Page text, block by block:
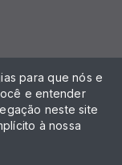
para que nós e
e entender
neste site
à nossa